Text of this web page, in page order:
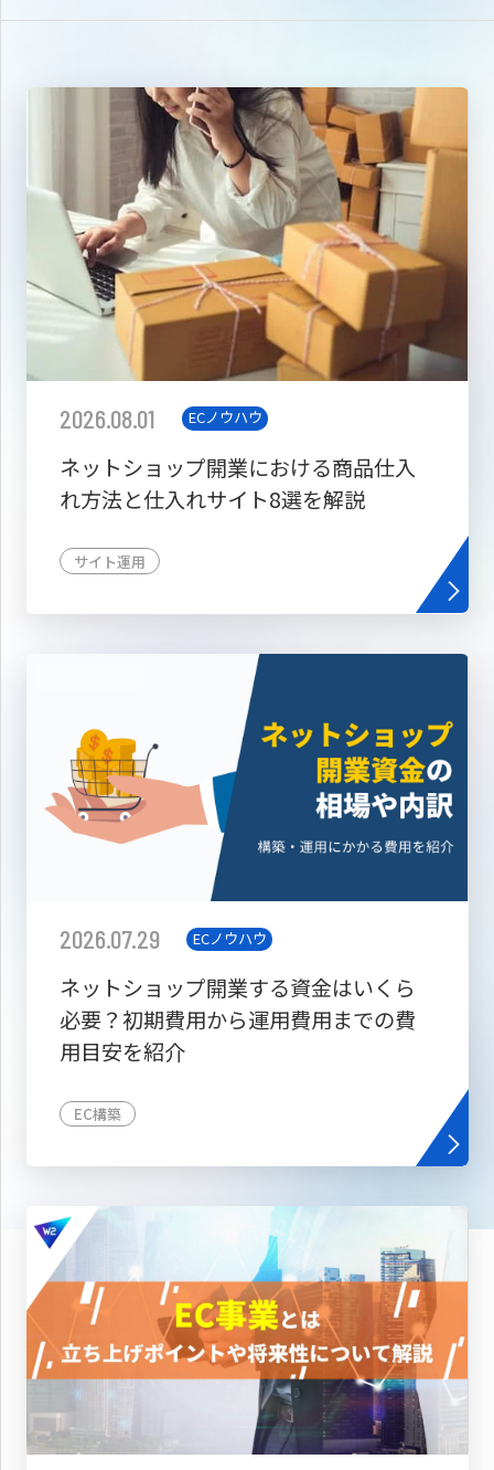
2026.08.01 ECノウハウ
ネットショップ開業における商品仕入
れ方法と仕入れサイト8選を解説
サイト運用
2026.07.29 ECノウハウ
ネットショップ開業する資金はいくら
必要？初期費用から運用費用までの費
用目安を紹介
EC構築